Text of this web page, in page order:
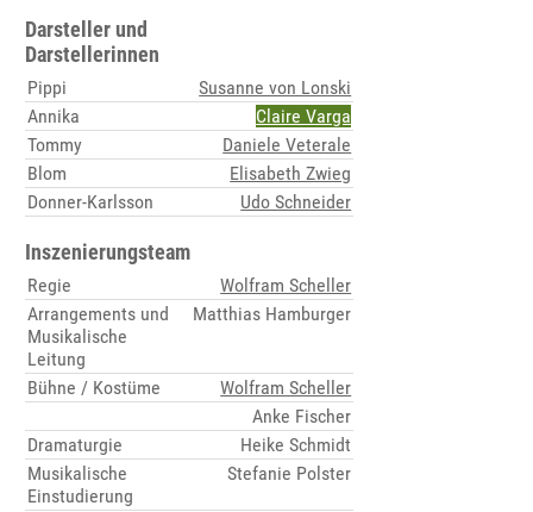
Darsteller und
Darstellerinnen
Pippi
Susanne von Lonski
Annika
Claire Varga
Tommy
Daniele Veterale
Blom
Elisabeth Zwieg
Donner-Karlsson
Udo Schneider
Inszenierungsteam
Regie
Wolfram Scheller
Arrangements und
Musikalische
Leitung
Matthias Hamburger
Bühne / Kostüme
Wolfram Scheller
Anke Fischer
Dramaturgie
Heike Schmidt
Musikalische
Einstudierung
Stefanie Polster